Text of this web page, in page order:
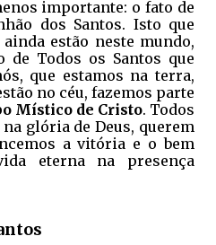
importante: o fato de
dos Santos. Isto que
estão neste mundo,
de Todos os Santos que
que estamos na terra,
no céu, fazemos parte
Místico de Cristo. Todos
na glória de Deus, querem
a vitória e o bem
eterna na presença